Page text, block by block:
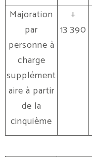
Majoration
par
personne à
charge
supplément
aire à partir
de la
cinquième
+
13 390